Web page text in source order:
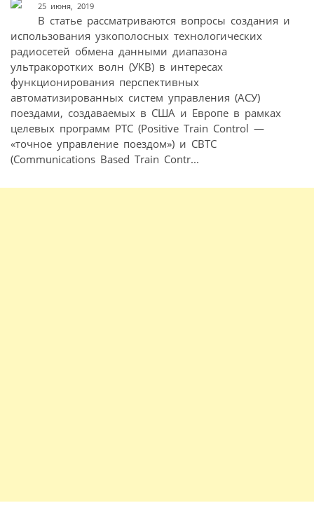
25 июня, 2019
В статье рассматриваются вопросы создания и
использования узкополосных технологических
радиосетей обмена данными диапазона
ультракоротких волн (УКВ) в интересах
функционирования перспективных
автоматизированных систем управления (АСУ)
поездами, создаваемых в США и Европе в рамках
целевых программ PTC (Positive Train Control —
«точное управление поездом») и CBTC
(Communications Based Train Contr...